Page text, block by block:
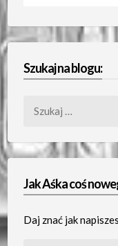
Szukaj na blogu:
Jak Aśka coś
Daj znać jak